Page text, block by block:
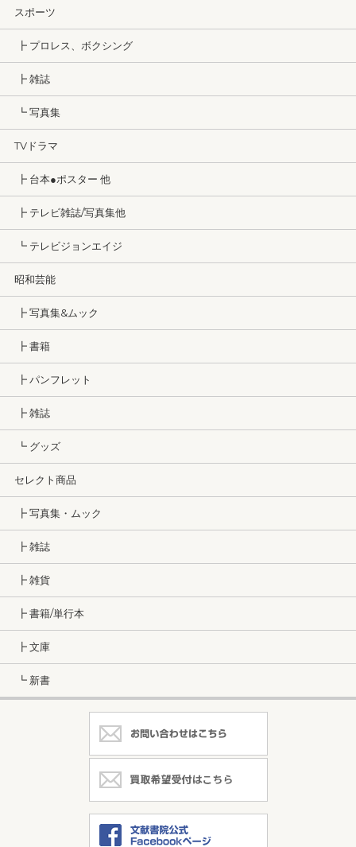
スポーツ
┣ プロレス、ボクシング
┣ 雑誌
┗ 写真集
TVドラマ
┣ 台本●ポスター 他
┣ テレビ雑誌/写真集他
┗ テレビジョンエイジ
昭和芸能
┣ 写真集&ムック
┣ 書籍
┣ パンフレット
┣ 雑誌
┗ グッズ
セレクト商品
┣ 写真集・ムック
┣ 雑誌
┣ 雑貨
┣ 書籍/単行本
┣ 文庫
┗ 新書